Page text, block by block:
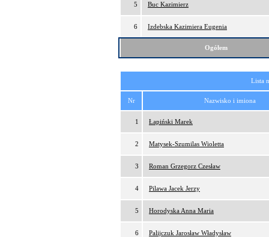
5 Buc Kazimierz
6 Izdebska Kazimiera Eugenia
Ogółem
Lista
Nr Nazwisko i imiona
1 Łapiński Marek
2 Matysek-Szumilas Wioletta
3 Roman Grzegorz Czesław
4 Pilawa Jacek Jerzy
5 Horodyska Anna Maria
6 Palijczuk Jarosław Władysław